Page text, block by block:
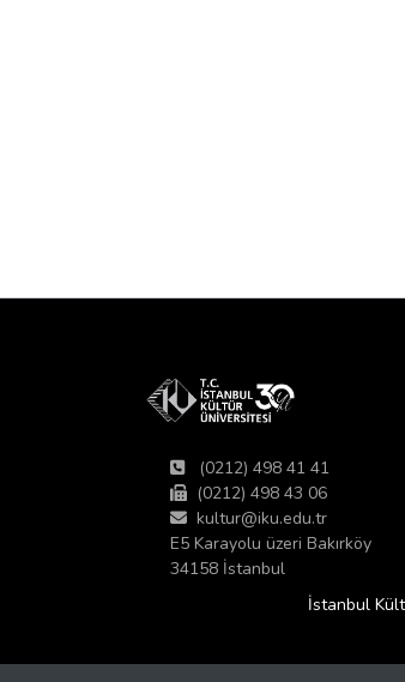
(0212) 498 41 41
(0212) 498 43 06
kultur@iku.edu.tr
E5 Karayolu üzeri Bakırköy
34158 İstanbul
İstanbul